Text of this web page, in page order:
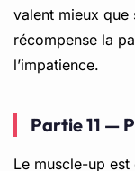
valent mieux que
récompense la
l’impatience.
Partie 11 —
Le muscle-up est